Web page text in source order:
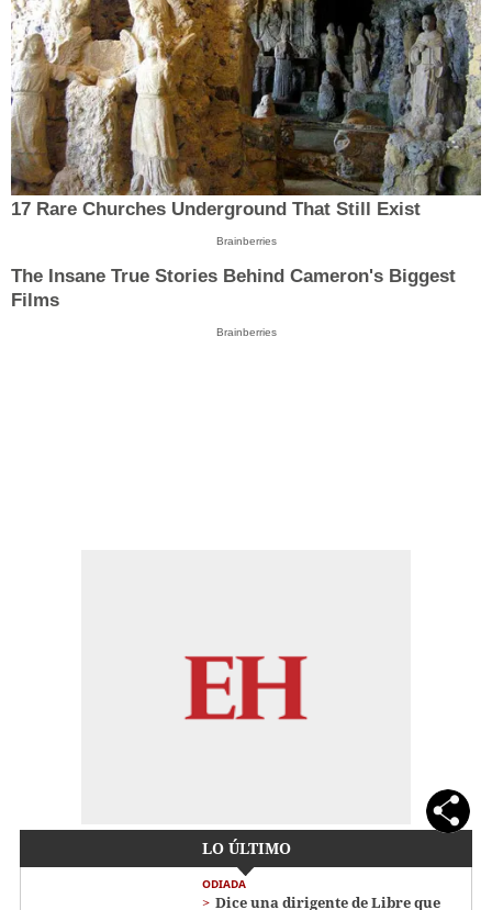
17 Rare Churches Underground That Still Exist
Brainberries
The Insane True Stories Behind Cameron's Biggest
Films
Brainberries
LO ÚLTIMO
ODIADA
Dice una dirigente de Libre que